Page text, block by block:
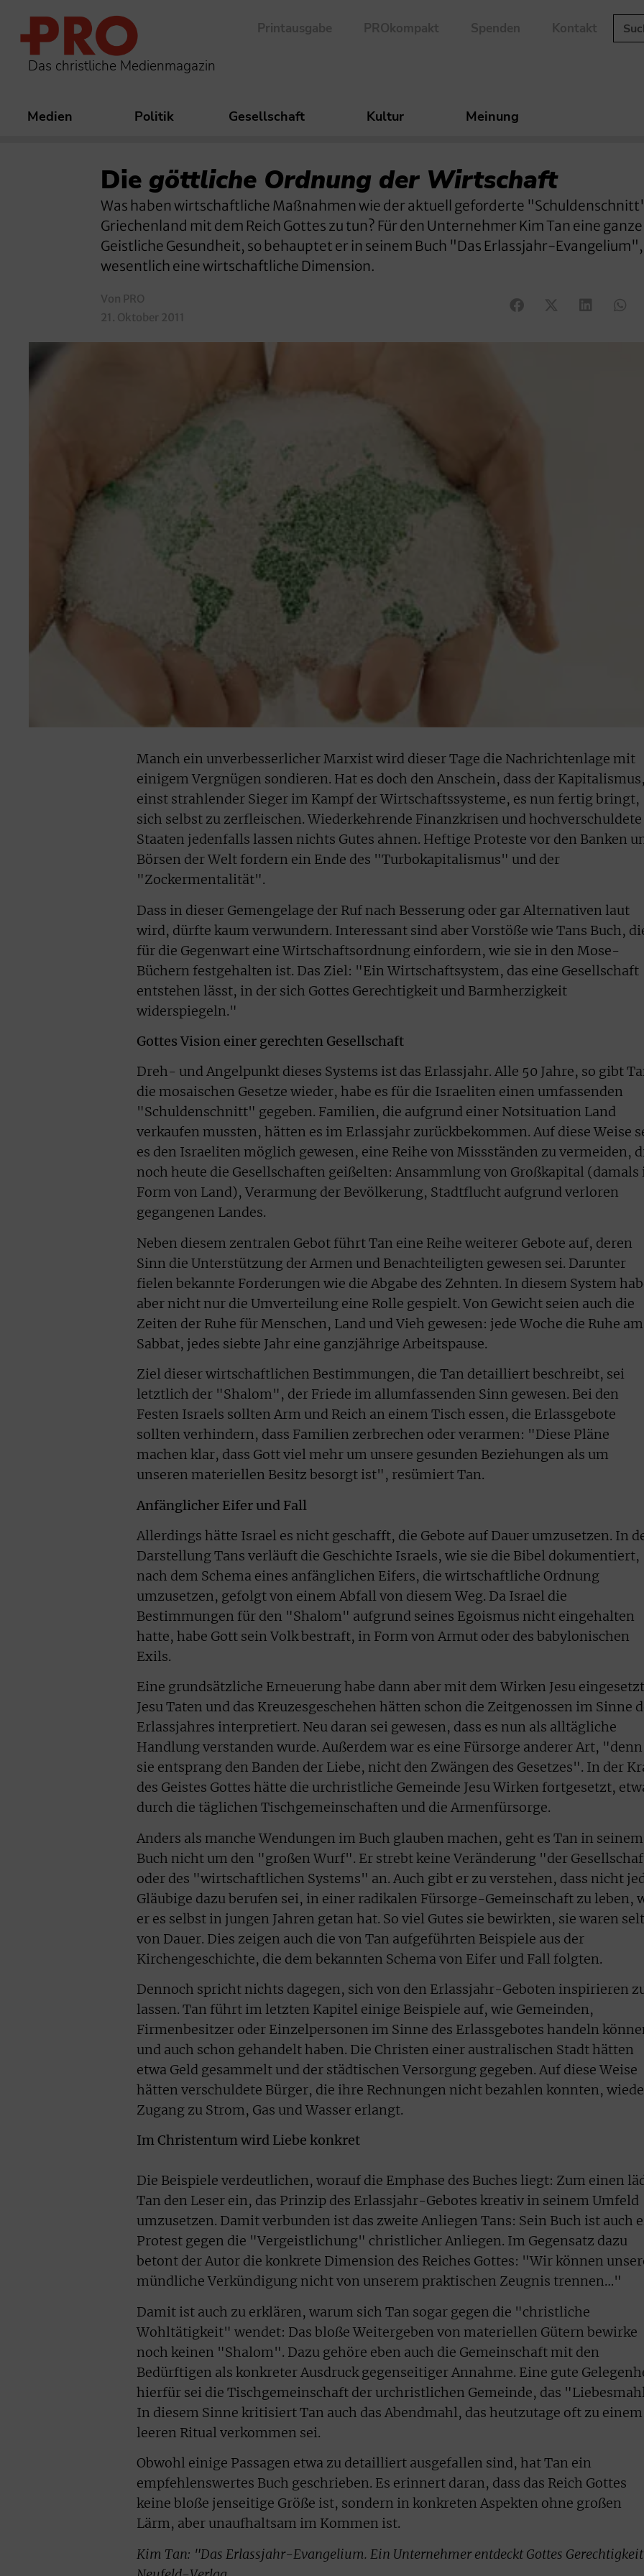
Das christliche Medienmagazin
Printausgabe PROkompakt Spenden Kontakt
Medien Politik Gesellschaft Kultur Meinung
Die göttliche Ordnung der Wirtschaft
Was haben wirtschaftliche Maßnahmen wie der aktuell geforderte
Griechenland mit dem Reich Gottes zu tun? Für den Unternehmer Kim Tan eine
Geistliche Gesundheit, so behauptet er in seinem Buch "Das Erlassjahr-
wesentlich eine wirtschaftliche Dimension.
Von PRO
21. Oktober 2011
Manch ein unverbesserlicher Marxist wird dieser Tage die Nachrichtenlage mit
einigem Vergnügen sondieren. Hat es doch den Anschein, dass der
einst strahlender Sieger im Kampf der Wirtschaftssysteme, es nun fertig bringt,
sich selbst zu zerfleischen. Wiederkehrende Finanzkrisen und hochverschuldete
Staaten jedenfalls lassen nichts Gutes ahnen. Heftige Proteste vor den Banken
Börsen der Welt fordern ein Ende des "Turbokapitalismus" und der
"Zockermentalität".
Dass in dieser Gemengelage der Ruf nach Besserung oder gar Alternativen laut
wird, dürfte kaum verwundern. Interessant sind aber Vorstöße wie Tans Buch,
für die Gegenwart eine Wirtschaftsordnung einfordern, wie sie in den Mose-
Büchern festgehalten ist. Das Ziel: "Ein Wirtschaftsystem, das eine Gesellschaft
entstehen lässt, in der sich Gottes Gerechtigkeit und Barmherzigkeit
widerspiegeln."
Gottes Vision einer gerechten Gesellschaft
Dreh- und Angelpunkt dieses Systems ist das Erlassjahr. Alle 50 Jahre, so gibt
die mosaischen Gesetze wieder, habe es für die Israeliten einen umfassenden
"Schuldenschnitt" gegeben. Familien, die aufgrund einer Notsituation Land
verkaufen mussten, hätten es im Erlassjahr zurückbekommen. Auf diese Weise
es den Israeliten möglich gewesen, eine Reihe von Missständen zu vermeiden,
noch heute die Gesellschaften geißelten: Ansammlung von Großkapital (damals
Form von Land), Verarmung der Bevölkerung, Stadtflucht aufgrund verloren
gegangenen Landes.
Neben diesem zentralen Gebot führt Tan eine Reihe weiterer Gebote auf, deren
Sinn die Unterstützung der Armen und Benachteiligten gewesen sei. Darunter
fielen bekannte Forderungen wie die Abgabe des Zehnten. In diesem System
aber nicht nur die Umverteilung eine Rolle gespielt. Von Gewicht seien auch die
Zeiten der Ruhe für Menschen, Land und Vieh gewesen: jede Woche die Ruhe am
Sabbat, jedes siebte Jahr eine ganzjährige Arbeitspause.
Ziel dieser wirtschaftlichen Bestimmungen, die Tan detailliert beschreibt, sei
letztlich der "Shalom", der Friede im allumfassenden Sinn gewesen. Bei den
Festen Israels sollten Arm und Reich an einem Tisch essen, die Erlassgebote
sollten verhindern, dass Familien zerbrechen oder verarmen: "Diese Pläne
machen klar, dass Gott viel mehr um unsere gesunden Beziehungen als um
unseren materiellen Besitz besorgt ist", resümiert Tan.
Anfänglicher Eifer und Fall
Allerdings hätte Israel es nicht geschafft, die Gebote auf Dauer umzusetzen. In
Darstellung Tans verläuft die Geschichte Israels, wie sie die Bibel dokumentiert,
nach dem Schema eines anfänglichen Eifers, die wirtschaftliche Ordnung
umzusetzen, gefolgt von einem Abfall von diesem Weg. Da Israel die
Bestimmungen für den "Shalom" aufgrund seines Egoismus nicht eingehalten
hatte, habe Gott sein Volk bestraft, in Form von Armut oder des babylonischen
Exils.
Eine grundsätzliche Erneuerung habe dann aber mit dem Wirken Jesu
Jesu Taten und das Kreuzesgeschehen hätten schon die Zeitgenossen im Sinne
Erlassjahres interpretiert. Neu daran sei gewesen, dass es nun als alltägliche
Handlung verstanden wurde. Außerdem war es eine Fürsorge anderer Art, "denn
sie entsprang den Banden der Liebe, nicht den Zwängen des Gesetzes". In der
des Geistes Gottes hätte die urchristliche Gemeinde Jesu Wirken fortgesetzt,
durch die täglichen Tischgemeinschaften und die Armenfürsorge.
Anders als manche Wendungen im Buch glauben machen, geht es Tan in seinem
Buch nicht um den "großen Wurf". Er strebt keine Veränderung "der
oder des "wirtschaftlichen Systems" an. Auch gibt er zu verstehen, dass nicht
Gläubige dazu berufen sei, in einer radikalen Fürsorge-Gemeinschaft zu leben,
er es selbst in jungen Jahren getan hat. So viel Gutes sie bewirkten, sie waren
von Dauer. Dies zeigen auch die von Tan aufgeführten Beispiele aus der
Kirchengeschichte, die dem bekannten Schema von Eifer und Fall folgten.
Dennoch spricht nichts dagegen, sich von den Erlassjahr-Geboten inspirieren
lassen. Tan führt im letzten Kapitel einige Beispiele auf, wie Gemeinden,
Firmenbesitzer oder Einzelpersonen im Sinne des Erlassgebotes handeln
und auch schon gehandelt haben. Die Christen einer australischen Stadt hätten
etwa Geld gesammelt und der städtischen Versorgung gegeben. Auf diese Weise
hätten verschuldete Bürger, die ihre Rechnungen nicht bezahlen konnten,
Zugang zu Strom, Gas und Wasser erlangt.
Im Christentum wird Liebe konkret
Die Beispiele verdeutlichen, worauf die Emphase des Buches liegt: Zum einen
Tan den Leser ein, das Prinzip des Erlassjahr-Gebotes kreativ in seinem Umfeld
umzusetzen. Damit verbunden ist das zweite Anliegen Tans: Sein Buch ist auch
Protest gegen die "Vergeistlichung" christlicher Anliegen. Im Gegensatz dazu
betont der Autor die konkrete Dimension des Reiches Gottes: "Wir können
mündliche Verkündigung nicht von unserem praktischen Zeugnis trennen…"
Damit ist auch zu erklären, warum sich Tan sogar gegen die "christliche
Wohltätigkeit" wendet: Das bloße Weitergeben von materiellen Gütern bewirke
noch keinen "Shalom". Dazu gehöre eben auch die Gemeinschaft mit den
Bedürftigen als konkreter Ausdruck gegenseitiger Annahme. Eine gute
hierfür sei die Tischgemeinschaft der urchristlichen Gemeinde, das
In diesem Sinne kritisiert Tan auch das Abendmahl, das heutzutage oft zu einem
leeren Ritual verkommen sei.
Obwohl einige Passagen etwa zu detailliert ausgefallen sind, hat Tan ein
empfehlenswertes Buch geschrieben. Es erinnert daran, dass das Reich Gottes
keine bloße jenseitige Größe ist, sondern in konkreten Aspekten ohne großen
Lärm, aber unaufhaltsam im Kommen ist.
Kim Tan: "Das Erlassjahr-Evangelium. Ein Unternehmer entdeckt Gottes